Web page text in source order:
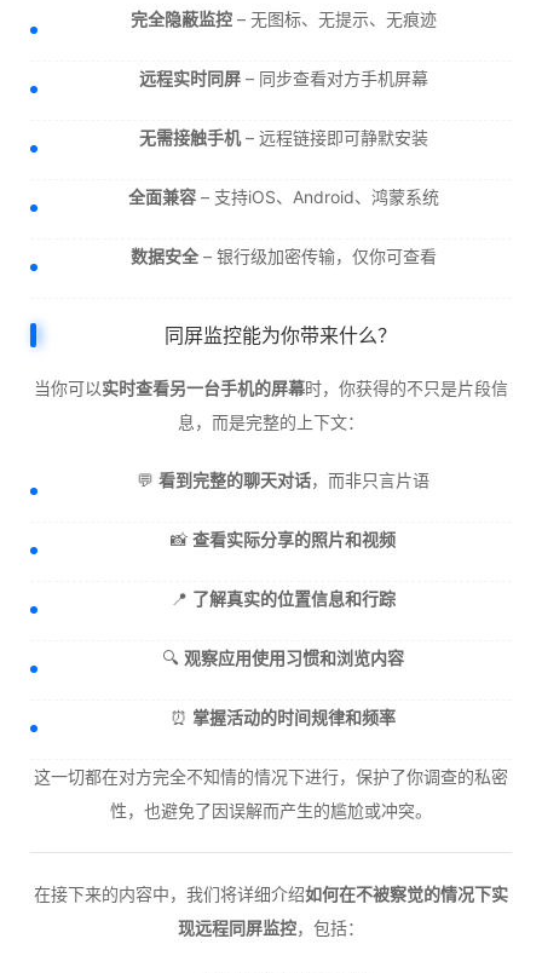
完全隐蔽监控– 无图标、无提示、无痕迹
远程实时同屏– 同步查看对方手机屏幕
无需接触手机– 远程链接即可静默安装
全面兼容– 支持iOS、Android、鸿蒙系统
数据安全– 银行级加密传输，仅你可查看
同屏监控能为你带来什么？
当你可以实时查看另一台手机的屏幕时，你获得的不只是片段信
息，而是完整的上下文：
💬 看到完整的聊天对话，而非只言片语
📸 查看实际分享的照片和视频
📍 了解真实的位置信息和行踪
🔍 观察应用使用习惯和浏览内容
⏰ 掌握活动的时间规律和频率
这一切都在对方完全不知情的情况下进行，保护了你调查的私密
性，也避免了因误解而产生的尴尬或冲突。
在接下来的内容中，我们将详细介绍如何在不被察觉的情况下实
现远程同屏监控，包括：